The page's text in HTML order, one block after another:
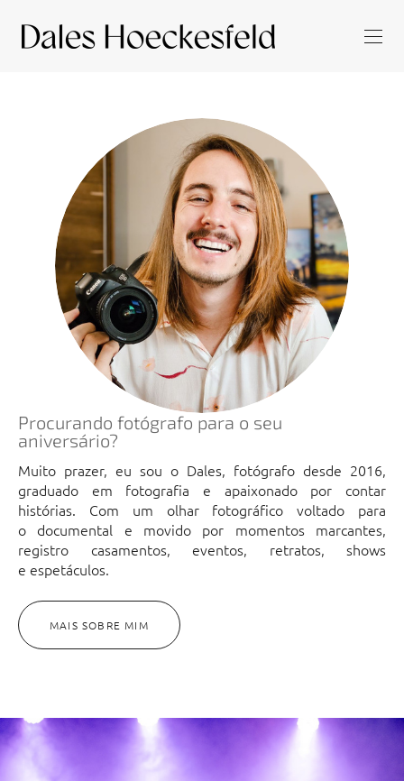
Procurando fotógrafo para o seu
aniversário?
Muito prazer, eu sou o Dales, fotógrafo desde 2016,
graduado em fotografia e apaixonado por contar
histórias. Com um olhar fotográfico voltado para
o documental e movido por momentos marcantes,
registro casamentos, eventos, retratos, shows
e espetáculos.
MAIS SOBRE MIM